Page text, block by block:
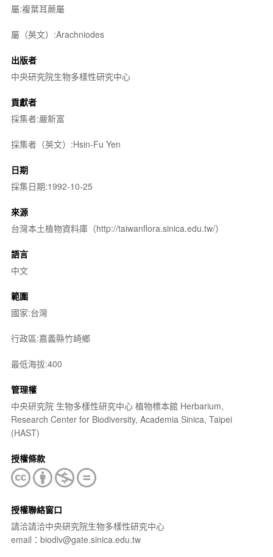
屬:複葉耳蕨屬
屬（英文）:Arachniodes
出版者
中央研究院生物多樣性研究中心
貢獻者
採集者:嚴新富
採集者（英文）:Hsin-Fu Yen
日期
採集日期:1992-10-25
來源
台灣本土植物資料庫（http://taiwanflora.sinica.edu.tw/）
語言
中文
範圍
國家:台灣
行政區:嘉義縣竹崎鄉
最低海拔:400
管理權
中央研究院 生物多樣性研究中心 植物標本館 Herbarium,
Research Center for Biodiversity, Academia Sinica, Taipei
(HAST)
授權條款
授權聯絡窗口
請洽請洽中央研究院生物多樣性研究中心
email：biodiv@gate.sinica.edu.tw